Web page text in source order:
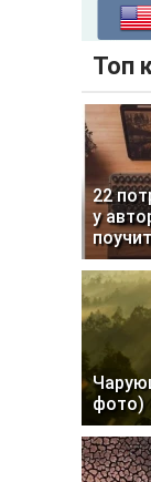
Топ
22
у
фото)